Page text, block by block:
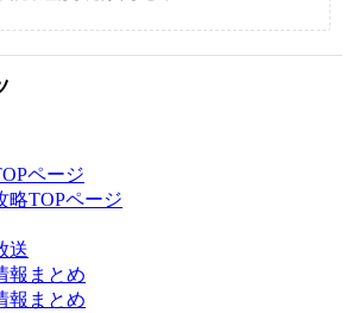
ページ
略TOPページ
送
報まとめ
報まとめ